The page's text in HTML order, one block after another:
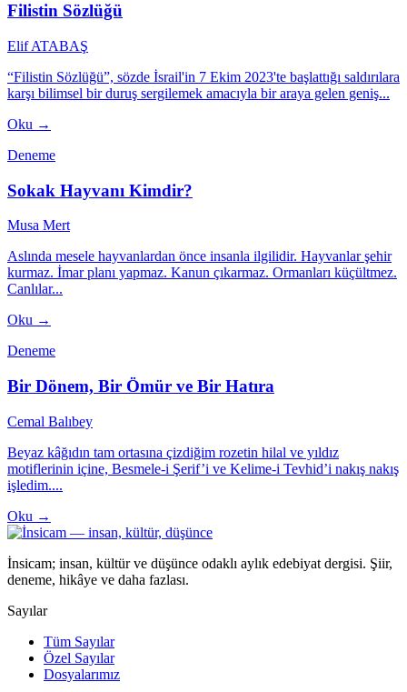
Filistin Sözlüğü
Elif ATABAŞ
“Filistin Sözlüğü”, sözde İsrail'in 7 Ekim 2023'te başlattığı saldırılara
karşı bilimsel bir duruş sergilemek amacıyla bir araya gelen geniş...
Oku →
Deneme
Sokak Hayvanı Kimdir?
Musa Mert
Aslında mesele hayvanlardan önce insanla ilgilidir. Hayvanlar şehir
kurmaz. İmar planı yapmaz. Kanun çıkarmaz. Ormanları küçültmez.
Canlılar...
Oku →
Deneme
Bir Dönem, Bir Ömür ve Bir Hatıra
Cemal Balıbey
Beyaz kâğıdın tam ortasına çizdiğim rozetin hilal ve yıldız
motiflerinin içine, Besmele-i Şerif’i ve Kelime-i Tevhid’i nakış nakış
işledim....
Oku →
İnsicam; insan, kültür ve düşünce odaklı aylık edebiyat dergisi. Şiir,
deneme, hikâye ve daha fazlası.
Sayılar
Tüm Sayılar
Özel Sayılar
Dosyalarımız